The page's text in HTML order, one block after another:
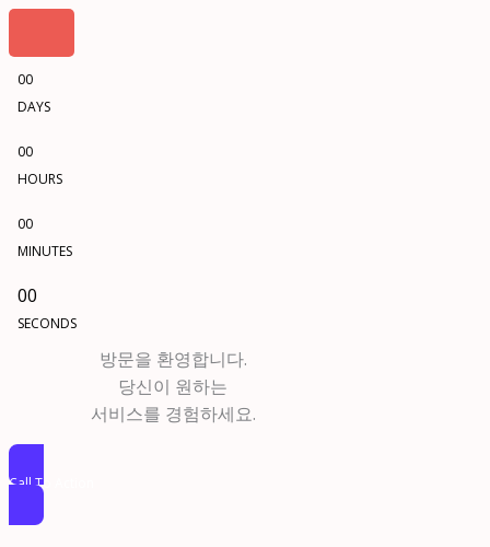
00
DAYS
00
HOURS
00
MINUTES
00
SECONDS
방문을 환영합니다.
당신이 원하는
서비스를 경험하세요.
Call To Action